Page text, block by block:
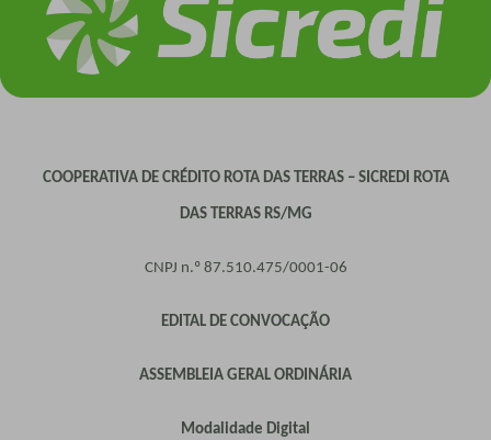
COOPERATIVA DE CRÉDITO ROTA DAS TERRAS – SICREDI ROTA
DAS TERRAS RS/MG
CNPJ n.º 87.510.475/0001-06
EDITAL DE CONVOCAÇÃO
ASSEMBLEIA GERAL ORDINÁRIA
Modalidade Digital